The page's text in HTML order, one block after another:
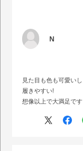
N
見た目も色も可愛いし
履きやすい!
想像以上で大満足です